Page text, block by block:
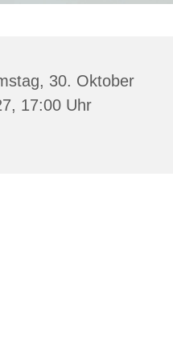
30. Oktober
17:00 Uhr